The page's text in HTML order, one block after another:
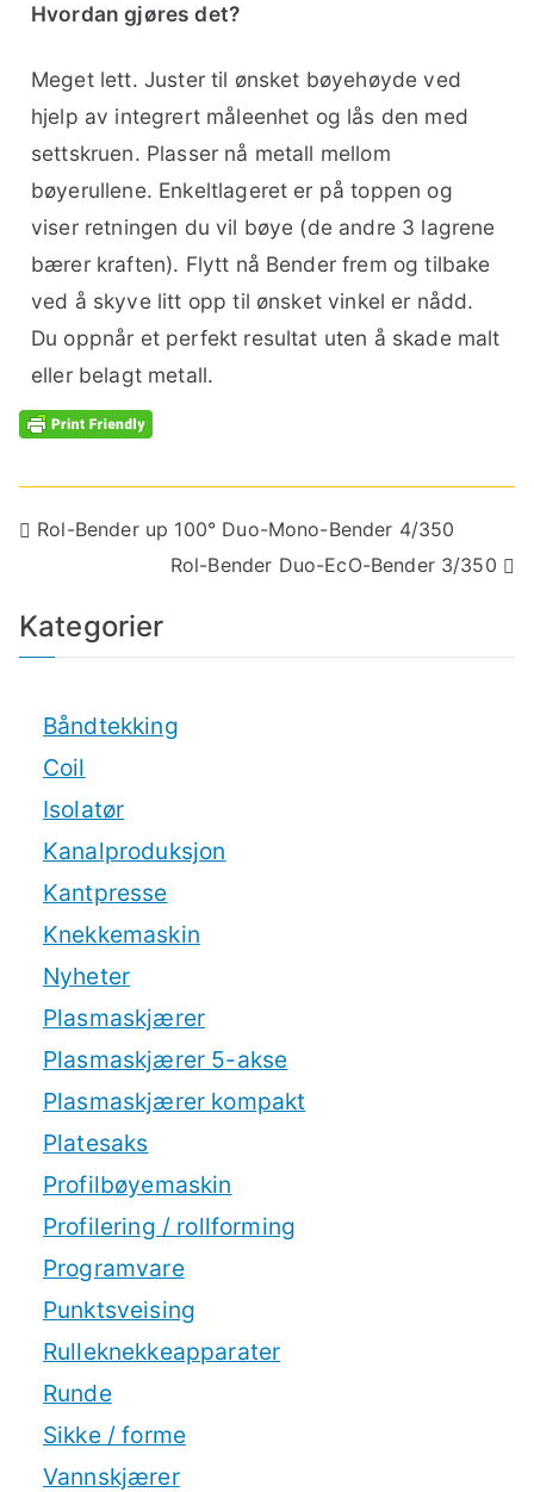
Hvordan gjøres det?
Meget lett. Juster til ønsket bøyehøyde ved
hjelp av integrert måleenhet og lås den med
settskruen. Plasser nå metall mellom
bøyerullene. Enkeltlageret er på toppen og
viser retningen du vil bøye (de andre 3 lagrene
bærer kraften). Flytt nå Bender frem og tilbake
ved å skyve litt opp til ønsket vinkel er nådd.
Du oppnår et perfekt resultat uten å skade malt
eller belagt metall.
Rol-Bender up 100° Duo-Mono-Bender 4/350
Rol-Bender Duo-EcO-Bender 3/350
Kategorier
Båndtekking
Coil
Isolatør
Kanalproduksjon
Kantpresse
Knekkemaskin
Nyheter
Plasmaskjærer
Plasmaskjærer 5-akse
Plasmaskjærer kompakt
Platesaks
Profilbøyemaskin
Profilering / rollforming
Programvare
Punktsveising
Rulleknekkeapparater
Runde
Sikke / forme
Vannskjærer